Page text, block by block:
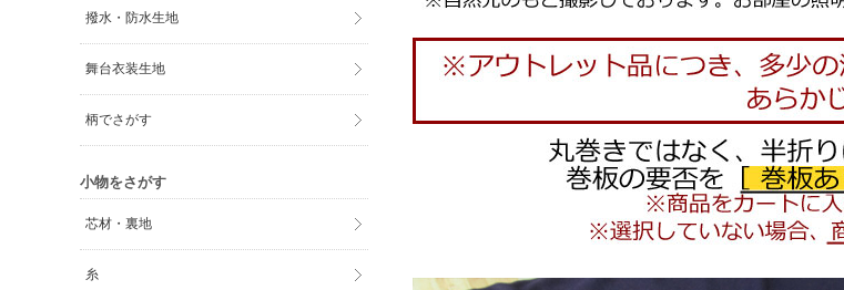
撥水・防水生地
舞台衣装生地
柄でさがす
小物をさがす
芯材・裏地
糸